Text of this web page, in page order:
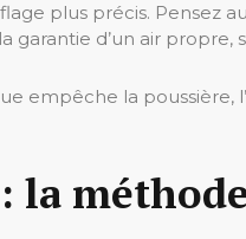
plus précis. Pensez
d’un air propre,
empêche la poussière,
la